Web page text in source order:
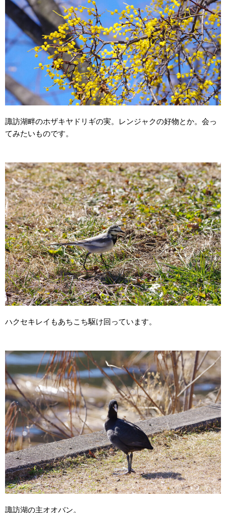
諏訪湖畔のホザキヤドリギの実。レンジャクの好物とか。会っ
てみたいものです。
ハクセキレイもあちこち駆け回っています。
諏訪湖の主オオバン。